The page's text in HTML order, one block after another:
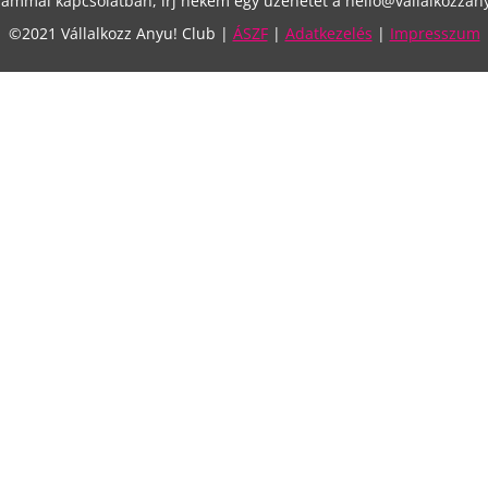
©2021 Vállalkozz Anyu! Club | ÁSZF| Adatkezelés | Impresszum